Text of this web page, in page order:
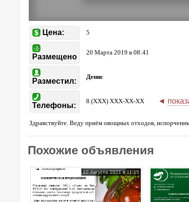
Цена: 5
Размещено
20 Марта 2019 в 08:41
Разместил:
Денис
Телефоны:
8 (XXX) XXX-XX-XX ◄
Здравствуйте. Веду приём овощных отходов,
Похожие объявления
10 Августа 2021 в 11:15